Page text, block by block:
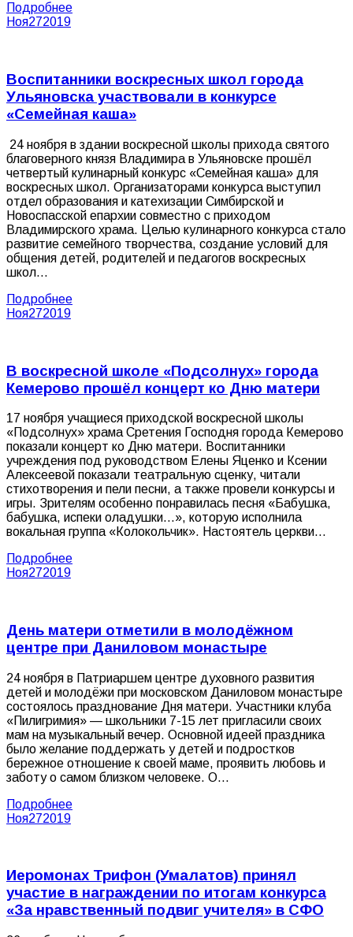
Подробнее
Ноя272019
Воспитанники воскресных школ города
Ульяновска участвовали в конкурсе
«Семейная каша»
24 ноября в здании воскресной школы прихода святого
благоверного князя Владимира в Ульяновске прошёл
четвертый кулинарный конкурс «Семейная каша» для
воскресных школ. Организаторами конкурса выступил
отдел образования и катехизации Симбирской и
Новоспасской епархии совместно с приходом
Владимирского храма. Целью кулинарного конкурса стало
развитие семейного творчества, создание условий для
общения детей, родителей и педагогов воскресных
школ…
Подробнее
Ноя272019
В воскресной школе «Подсолнух» города
Кемерово прошёл концерт ко Дню матери
17 ноября учащиеся приходской воскресной школы
«Подсолнух» храма Сретения Господня города Кемерово
показали концерт ко Дню матери. Воспитанники
учреждения под руководством Елены Яценко и Ксении
Алексеевой показали театральную сценку, читали
стихотворения и пели песни, а также провели конкурсы и
игры. Зрителям особенно понравилась песня «Бабушка,
бабушка, испеки оладушки…», которую исполнила
вокальная группа «Колокольчик». Настоятель церкви…
Подробнее
Ноя272019
День матери отметили в молодёжном
центре при Даниловом монастыре
24 ноября в Патриаршем центре духовного развития
детей и молодёжи при московском Даниловом монастыре
состоялось празднование Дня матери. Участники клуба
«Пилигримия» — школьники 7-15 лет пригласили своих
мам на музыкальный вечер. Основной идеей праздника
было желание поддержать у детей и подростков
бережное отношение к своей маме, проявить любовь и
заботу о самом близком человеке. О…
Подробнее
Ноя272019
Иеромонах Трифон (Умалатов) принял
участие в награждении по итогам конкурса
«За нравственный подвиг учителя» в СФО